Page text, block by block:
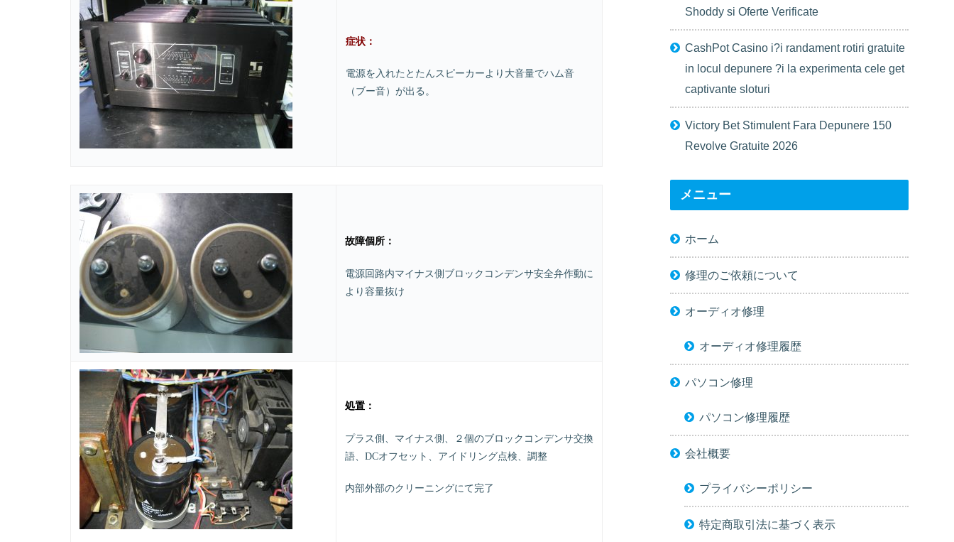
症状：
電源を入れたとたんスピーカーより大音量でハム音
（ブー音）が出る。
故障個所：
電源回路内マイナス側ブロックコンデンサ安全弁作動に
より容量抜け
処置：
プラス側、マイナス側、２個のブロックコンデンサ交換
語、DCオフセット、アイドリング点検、調整
内部外部のクリーニングにて完了
Shoddy si Oferte Verificate
CashPot Casino i?i randament rotiri gratuite
in locul depunere ?i la experimenta cele get
captivante sloturi
Victory Bet Stimulent Fara Depunere 150
Revolve Gratuite 2026
メニュー
ホーム
修理のご依頼について
オーディオ修理
オーディオ修理履歴
パソコン修理
パソコン修理履歴
会社概要
プライバシーポリシー
特定商取引法に基づく表示